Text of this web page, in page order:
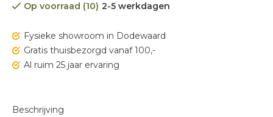
Op voorraad (10) 2-5 werkdagen
Fysieke showroom in Dodewaard
Gratis thuisbezorgd vanaf 100,-
Al ruim 25 jaar ervaring
Beschrijving